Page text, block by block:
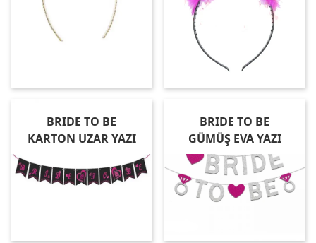
BRIDE TO BE
KARTON UZAR YAZI
BRIDE TO BE
GÜMÜŞ EVA YAZI